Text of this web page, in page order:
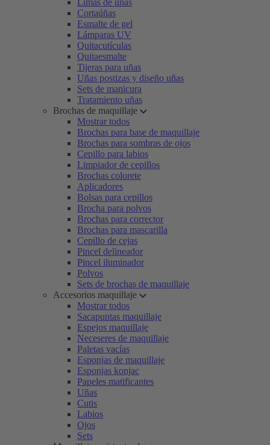
Limas de uñas
Cortaúñas
Esmalte de gel
Lámparas UV
Quitacutículas
Quitaesmalte
Tijeras para uñas
Uñas postizas y diseño uñas
Sets de manicura
Tratamiento uñas
Brochas de maquillaje
Mostrar todos
Brochas para base de maquillaje
Brochas para sombras de ojos
Cepillo para labios
Limpiador de cepillos
Brochas colorete
Aplicadores
Bolsas para cepillos
Brocha para polvos
Brochas para corrector
Brochas para mascarilla
Cepillo de cejas
Pincel delineador
Pincel iluminador
Polvos
Sets de brochas de maquillaje
Accesorios maquillaje
Mostrar todos
Sacapuntas maquillaje
Espejos maquillaje
Neceseres de maquillaje
Paletas vacías
Esponjas de maquillaje
Esponjas konjac
Papeles matificantes
Uñas
Cutis
Labios
Ojos
Sets